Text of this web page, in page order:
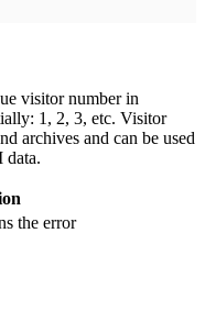
visitor number in
1, 2, 3, etc. Visitor
archives and can be used
data.
the error